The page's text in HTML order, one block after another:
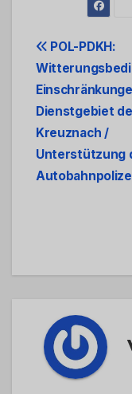
Beitrags-
POL-PDKH:
Dienstgebiet
Kreuznach /
Unterstützung